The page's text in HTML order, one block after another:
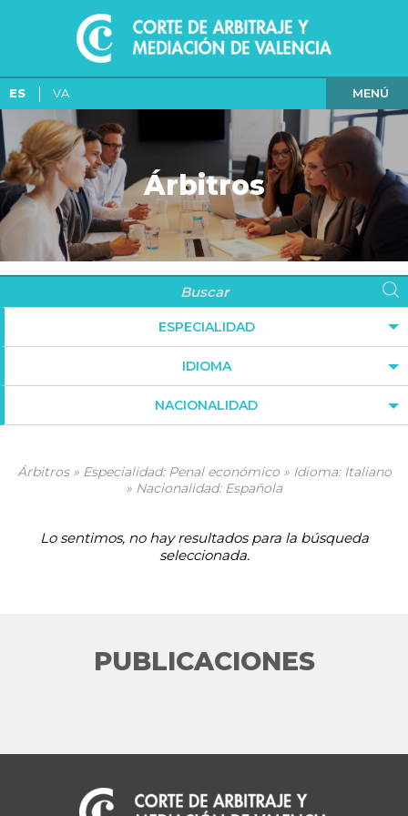
ES VA MENÚ
Árbitros
ESPECIALIDAD
IDIOMA
NACIONALIDAD
Árbitros » Especialidad: Penal económico » Idioma: Italiano
» Nacionalidad: Española
Lo sentimos, no hay resultados para la búsqueda
seleccionada.
PUBLICACIONES